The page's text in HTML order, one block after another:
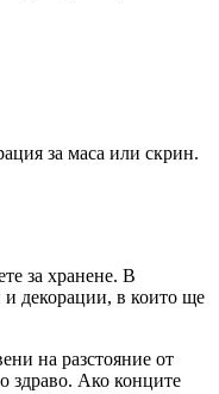
за маса или скрин.
за хранене. В
и декорации, в които ще
на разстояние от
здраво. Ако конците